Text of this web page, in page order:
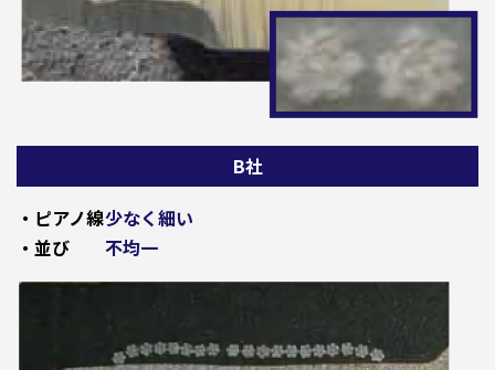
B社
・ピアノ線少なく細い
・並び
不均一